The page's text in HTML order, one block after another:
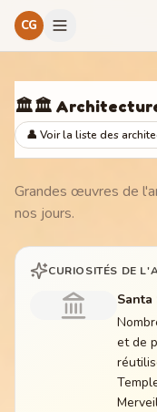
CG
🏛️🏛️
👤 Voir la liste des
Grandes œuvres de
nos jours.
CURIOSITÉS DE
Santa
et de